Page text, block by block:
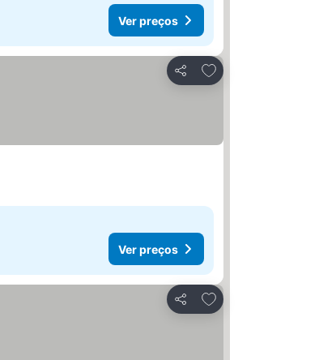
Ver preços
Partilhar
Adicionar aos favoritos
Ver preços
Partilhar
Adicionar aos favoritos